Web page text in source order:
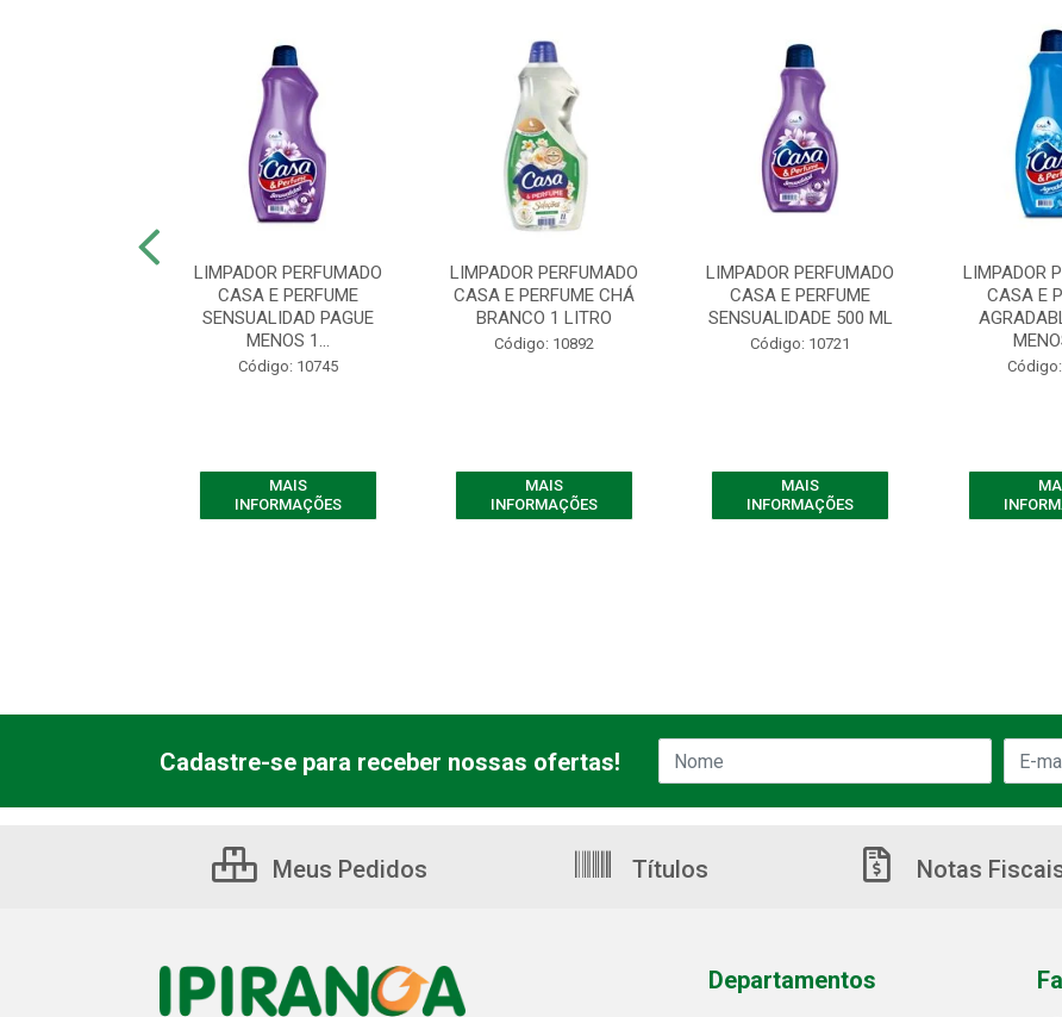
LIMPADOR PERFUMADO
CASA E PERFUME
SENSUALIDAD PAGUE
MENOS 1...
Código: 10745
MAIS
INFORMAÇÕES
LIMPADOR PERFUMADO
CASA E PERFUME CHÁ
BRANCO 1 LITRO
Código: 10892
MAIS
INFORMAÇÕES
LIMPADOR PERFUMADO
CASA E PERFUME
SENSUALIDADE 500 ML
Código: 10721
MAIS
INFORMAÇÕES
LIMPADOR
CASA E
Cadastre-se para receber nossas ofertas!
Meus Pedidos Títulos Notas
Departamentos